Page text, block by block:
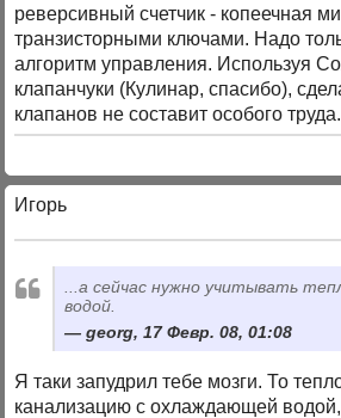
реверсивный счетчик - копеечная
транзисторными ключами. Надо
алгоритм управления. Используя
клапанчуки (Кулинар, спасибо),
клапанов не составит особого труда.
Игорь
...а сейчас нужно учитывать
водой.
georg, 17 Февр. 08, 01:08
Я таки запудрил тебе мозги. То
канализацию с охлаждающей водой,